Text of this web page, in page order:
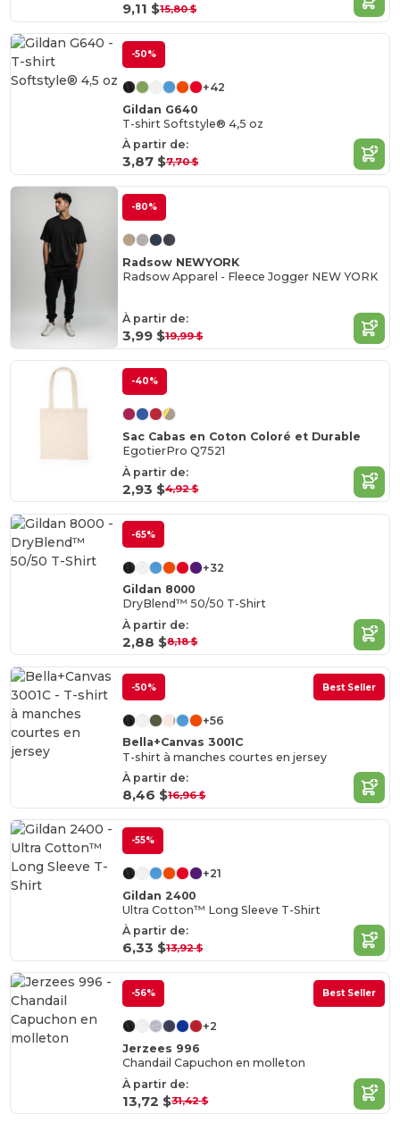
9,11 $15,80 $
-50%
+42
Gildan G640
T-shirt Softstyle® 4,5 oz
À partir de:
3,87 $7,70 $
-80%
Radsow NEWYORK
Radsow Apparel - Fleece Jogger NEW YORK
À partir de:
3,99 $19,99 $
-40%
Sac Cabas en Coton Coloré et Durable
EgotierPro Q7521
À partir de:
2,93 $4,92 $
-65%
+32
Gildan 8000
DryBlend™ 50/50 T-Shirt
À partir de:
2,88 $8,18 $
-50% Best Seller
+56
Bella+Canvas 3001C
T-shirt à manches courtes en jersey
À partir de:
8,46 $16,96 $
-55%
+21
Gildan 2400
Ultra Cotton™ Long Sleeve T-Shirt
À partir de:
6,33 $13,92 $
-56% Best Seller
+2
Jerzees 996
Chandail Capuchon en molleton
À partir de:
13,72 $31,42 $